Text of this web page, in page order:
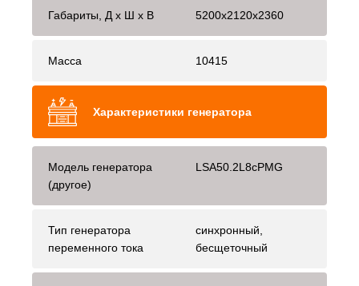
Габариты, Д x Ш x В 5200x2120x2360
Масса 10415
Характеристики генератора
Модель генератора
(другое)
LSA50.2L8cPMG
Тип генератора
переменного тока
синхронный,
бесщеточный